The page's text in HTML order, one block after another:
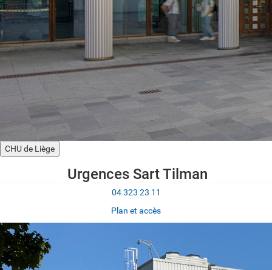
CHU de Liège
Urgences Sart Tilman
04 323 23 11
Plan et accès